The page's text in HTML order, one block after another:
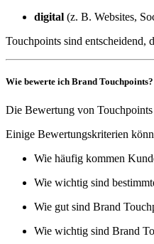
digital (z. B. Websites,
Touchpoints sind entscheidend,
Wie bewerte ich Brand Touchpoints?
Die Bewertung von
Einige Bewertungskriterien
Wie häufig kommen
Wie wichtig sind
Wie gut sind Brand
Wie wichtig sind Brand